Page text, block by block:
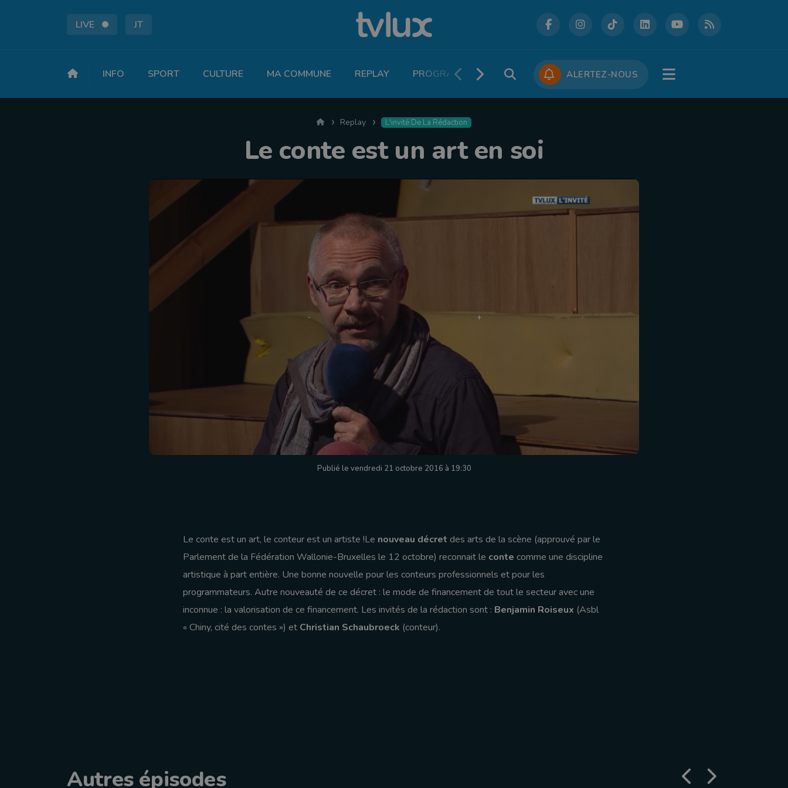
LIVE JT
INFO SPORT CULTURE MA COMMUNE REPLAY PROGRAMME TV PODCASTS CONCOURS JOBS
ALERTEZ-NOUS
AccueilReplay L'invité De La Rédaction
Le conte est un art en soi
Publié le vendredi 21 octobre 2016 à 19:30
Le conte est un art, le conteur est un artiste !Le nouveau décret des arts de la scène (approuvé par le
Parlement de la Fédération Wallonie-Bruxelles le 12 octobre) reconnait le conte comme une discipline
artistique à part entière. Une bonne nouvelle pour les conteurs professionnels et pour les
programmateurs. Autre nouveauté de ce décret : le mode de financement de tout le secteur avec une
inconnue : la valorisation de ce financement. Les invités de la rédaction sont : Benjamin Roiseux (Asbl
« Chiny, cité des contes ») et Christian Schaubroeck (conteur).
Autres épisodes